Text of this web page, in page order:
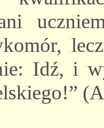
Idź, i